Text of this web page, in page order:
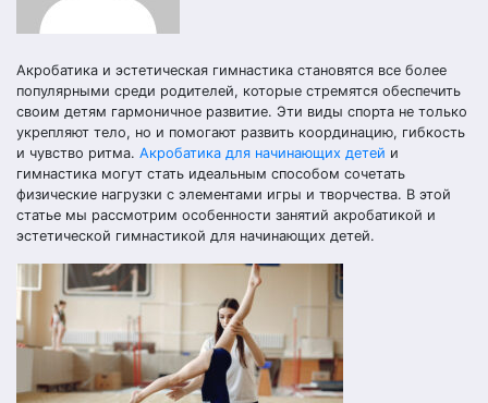
Акробатика и эстетическая гимнастика становятся все более
популярными среди родителей, которые стремятся обеспечить
своим детям гармоничное развитие. Эти виды спорта не только
укрепляют тело, но и помогают развить координацию, гибкость
и чувство ритма. Акробатика для начинающих детей и
гимнастика могут стать идеальным способом сочетать
физические нагрузки с элементами игры и творчества. В этой
статье мы рассмотрим особенности занятий акробатикой и
эстетической гимнастикой для начинающих детей.